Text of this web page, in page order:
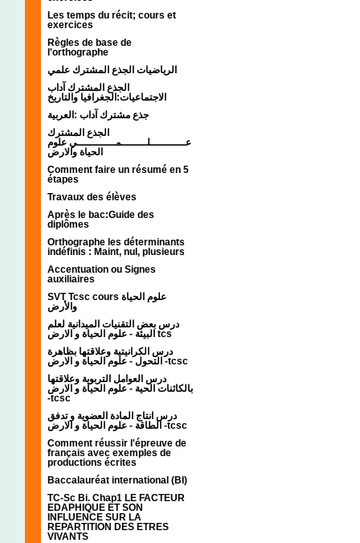
Les temps du récit; cours et
exercices
Règles de base de
l'orthographe
الرياضيات الجذع المشترك علمي
الجذع المشترك آداب
الاجتماعيات:الجغرافيا والتاريخ
جذع مشترك آداب :العربية
الجذع المشترك
عـــــــــــلــــــــمــــــــــــي علوم
الحياة والارض
Comment faire un résumé en 5
étapes
Travaux des élèves
Après le bac:Guide des
diplômes
Orthographe les déterminants
indéfinis : Maint, nul, plusieurs
Accentuation ou Signes
auxiliaires
SVT Tcsc cours علوم الحياة
والأرض
درس بعض التقنيات الميدانية لعلم
البيئة - علوم الحياة و الارض tcs
درس الكرانيتية وعلاقتها بظاهرة
التحول - علوم الحياة و الارض -tcsc
درس العوامل التربوية وعلاقتها
بالكائنات الحية - علوم الحياة و الارض
-tcsc
درس انتاج المادة العضوية و تدفق
الطاقة - علوم الحياة و الارض -tcsc
Comment réussir l'épreuve de
français avec exemples de
productions écrites
Baccalauréat international (BI)
TC-Sc Bi. Chap1 LE FACTEUR
EDAPHIQUE ET SON
INFLUENCE SUR LA
REPARTITION DES ETRES
VIVANTS